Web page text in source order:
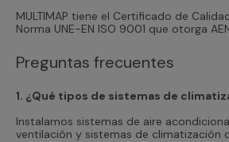
MULTIMAP tiene el Certificado de
Norma UNE-EN ISO 9001 que otorga
Preguntas frecuentes
1. ¿Qué tipos de sistemas de
Instalamos sistemas de aire
ventilación y sistemas de climatización